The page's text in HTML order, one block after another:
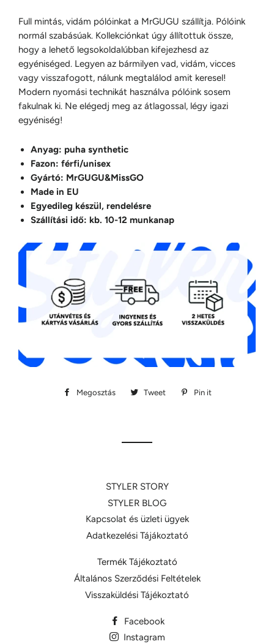
Full mintás, vidám pólóinkat a MrGUGU szállítja. Pólóink
normál szabásúak. Kollekciónkat úgy állítottuk össze,
hogy a lehető legsokoldalúbban kifejezhesd az
egyéniséged. Legyen az bármilyen vad, vidám, vicces
vagy visszafogott, nálunk megtalálod amit keresel!
Modern nyomási technikát használva pólóink sosem
fakulnak ki. Ne elégedj meg az átlagossal, légy igazi
egyéniség!
Anyag: puha synthetic
Fazon: férfi/unisex
Gyártó: MrGUGU&MissGO
Made in EU
Egyedileg készül, rendelésre
Szállítási idő: kb. 10-12 munkanap
Megosztás
Megosztás
Tweet
Megosztás
Pin it
STYLER STORY
STYLER BLOG
Kapcsolat és üzleti ügyek
Adatkezelési Tájákoztató
Termék Tájékoztató
Általános Szerződési Feltételek
Visszaküldési Tájékoztató
Facebook
Instagram